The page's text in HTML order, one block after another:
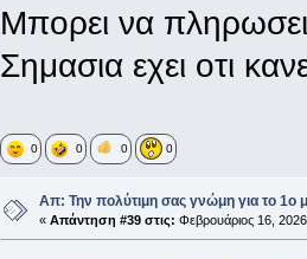
Μπορει να
Σημασια εχει οτι
0 0 0 0
Απ: Την πολύτιμη σας γνώμη για το 1ο
« Απάντηση #39 στις: Φεβρουάριος 16,